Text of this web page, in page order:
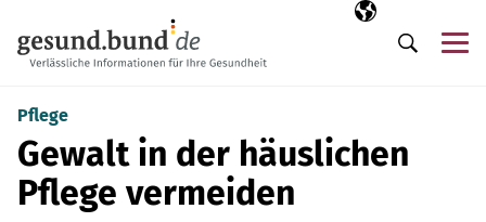
Ausgewählte
DE
Suche
Pflege
Gewalt in der häuslichen
Pflege vermeiden